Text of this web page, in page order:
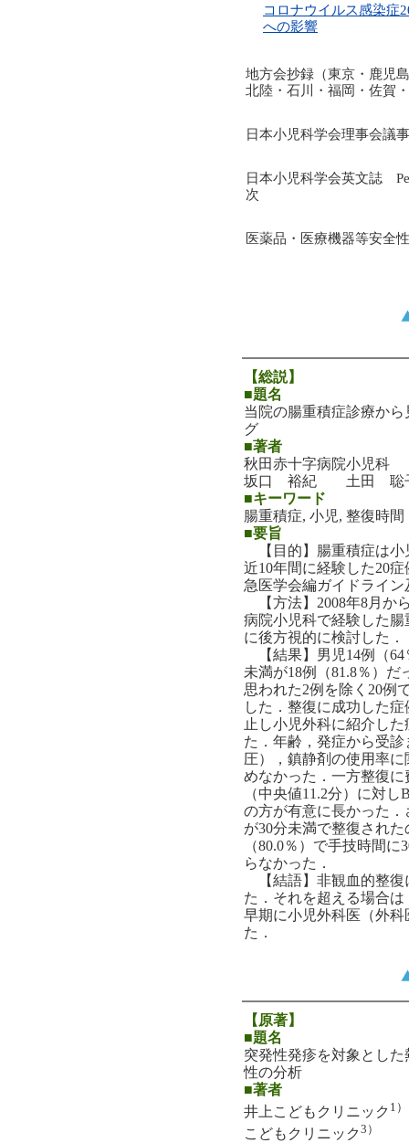
コロナウイルス感染症
への影響
地方会抄録（東京・鹿児
北陸・石川・福岡・佐賀
日本小児科学会理事会議
日本小児科学会英文誌
次
医薬品・医療機器等安全
【総説】
■題名
当院の腸重積症診療か
グ
■著者
秋田赤十字病院小児科
坂口 裕紀 土田
■キーワード
腸重積症, 小児, 整復時間
■要旨
【目的】腸重積症は小
近10年間に経験した20
急医学会編ガイドライ
【方法】2008年8月か
病院小児科で経験した
に後方視的に検討した．
【結果】男児14例（64
未満が18例（81.8％）
思われた2例を除く20例
した．整復に成功した
止し小児外科に紹介し
た．年齢，発症から受
圧），鎮静剤の使用率
めなかった．一方整復
（中央値11.2分）に対
の方が有意に長かった．
が30分未満で整復され
（80.0％）で手技時間
らなかった．
【結語】非観血的整復
た．それを超える場合
早期に小児外科医（外
た．
【原著】
■題名
突発性発疹を対象とし
性の分析
■著者
井上こどもクリニック 1）
こどもクリニック 3）